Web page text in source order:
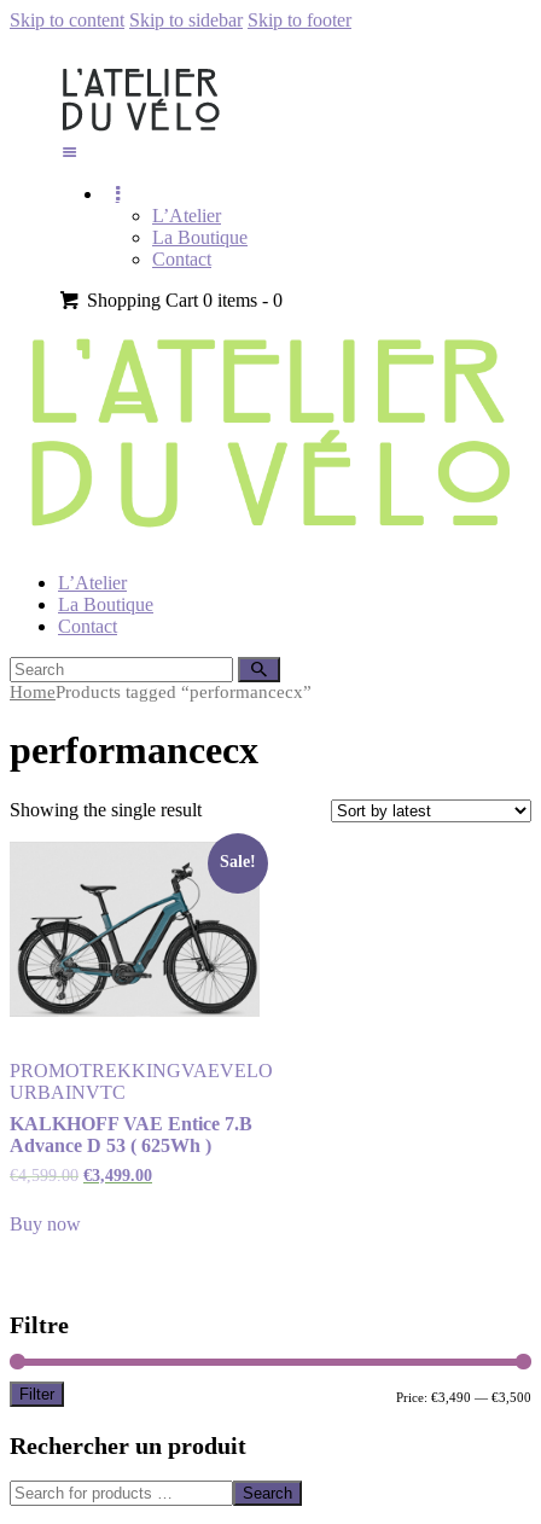
Skip to content Skip to sidebar Skip to footer
L’Atelier
La Boutique
Contact
Shopping Cart 0 items -0
L’Atelier
La Boutique
Contact
HomeProducts tagged “performancecx”
performancecx
Showing the single result
Sale!
PROMOTREKKINGVAEVELO
URBAINVTC
KALKHOFF VAE Entice 7.B
Advance D 53 ( 625Wh )
€4,599.00 €3,499.00
Buy now
Filtre
Filter Price: €3,490 — €3,500
Rechercher un produit
Search